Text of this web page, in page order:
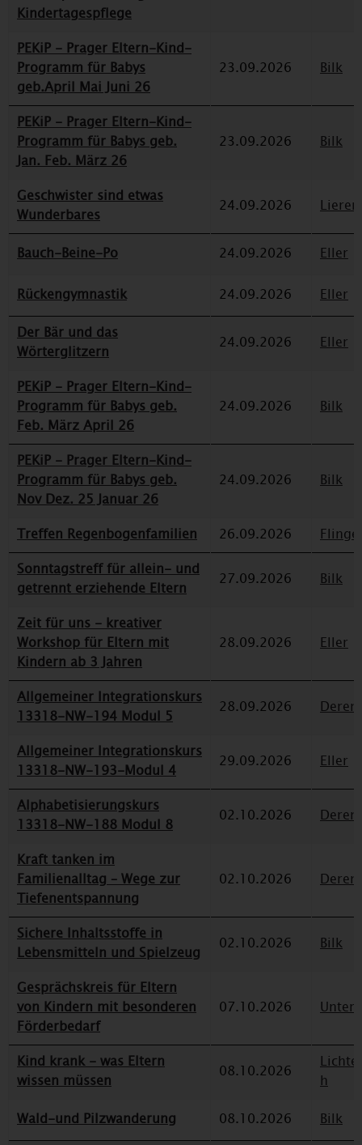
Kindertagespflege
PEKiP - Prager Eltern-Kind-
Programm für Babys
geb.April Mai Juni 26
23.09.2026 Bilk
PEKiP - Prager Eltern-Kind-
Programm für Babys geb.
Jan. Feb. März 26
23.09.2026 Bilk
Geschwister sind etwas
Wunderbares
24.09.2026
Bauch-Beine-Po 24.09.2026 Eller
Rückengymnastik 24.09.2026
Eller
Der Bär und das
Wörterglitzern
24.09.2026 Eller
PEKiP - Prager Eltern-Kind-
Programm für Babys geb.
Feb. März April 26
24.09.2026 Bilk
PEKiP - Prager Eltern-Kind-
Programm für Babys geb.
Nov Dez. 25 Januar 26
24.09.2026 Bilk
Treffen Regenbogenfamilien 26.09.2026
Sonntagstreff für allein- und
getrennt erziehende Eltern
27.09.2026 Bilk
Zeit für uns - kreativer
Workshop für Eltern mit
Kindern ab 3 Jahren
28.09.2026 Eller
Allgemeiner Integrationskurs
13318-NW-194 Modul 5
28.09.2026
Allgemeiner Integrationskurs
13318-NW-193-Modul 4
29.09.2026 Eller
Alphabetisierungskurs
13318-NW-188 Modul 8
02.10.2026
Kraft tanken im
Familienalltag – Wege zur
Tiefenentspannung
02.10.2026
Sichere Inhaltsstoffe in
Lebensmitteln und Spielzeug
02.10.2026 Bilk
Gesprächskreis für Eltern
von Kindern mit besonderen
Förderbedarf
07.10.2026
Kind krank - was Eltern
wissen müssen
08.10.2026
h
Wald-und Pilzwanderung
08.10.2026
Bilk